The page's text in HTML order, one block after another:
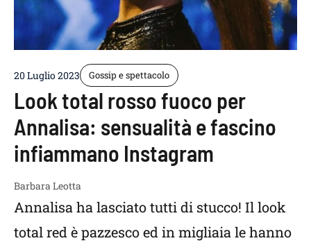
20 Luglio 2023 Gossip e spettacolo
Look total rosso fuoco per
Annalisa: sensualità e fascino
infiammano Instagram
Barbara Leotta
Annalisa ha lasciato tutti di stucco! Il look
total red è pazzesco ed in migliaia le hanno